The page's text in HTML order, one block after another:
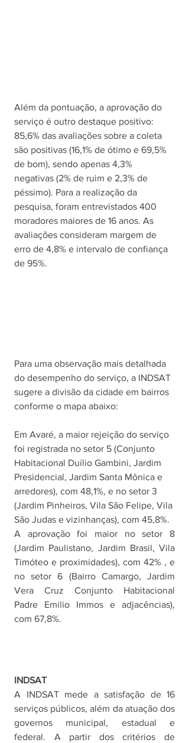
Além da pontuação, a aprovação do
serviço é outro destaque positivo:
85,6% das avaliações sobre a coleta
são positivas (16,1% de ótimo e 69,5%
de bom), sendo apenas 4,3%
negativas (2% de ruim e 2,3% de
péssimo). Para a realização da
pesquisa, foram entrevistados 400
moradores maiores de 16 anos. As
avaliações consideram margem de
erro de 4,8% e intervalo de confiança
de 95%.
Para uma observação mais detalhada
do desempenho do serviço, a INDSAT
sugere a divisão da cidade em bairros
conforme o mapa abaixo:
Em Avaré, a maior rejeição do serviço
foi registrada no setor 5 (Conjunto
Habitacional Duílio Gambini, Jardim
Presidencial, Jardim Santa Mônica e
arredores), com 48,1%, e no setor 3
(Jardim Pinheiros, Vila São Felipe, Vila
São Judas e vizinhanças), com 45,8%.
A aprovação foi maior no setor 8
(Jardim Paulistano, Jardim Brasil, Vila
Timóteo e proximidades), com 42% , e
no setor 6 (Bairro Camargo, Jardim
Vera Cruz Conjunto Habitacional
Padre Emilio Immos e adjacências),
com 67,8%.
INDSAT
A INDSAT mede a satisfação de 16
serviços públicos, além da atuação dos
governos municipal, estadual e
federal. A partir dos critérios de